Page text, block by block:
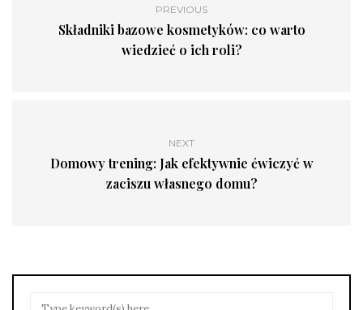
PREVIOUS
Składniki bazowe kosmetyków: co warto
wiedzieć o ich roli?
NEXT
Domowy trening: Jak efektywnie ćwiczyć w
zaciszu własnego domu?